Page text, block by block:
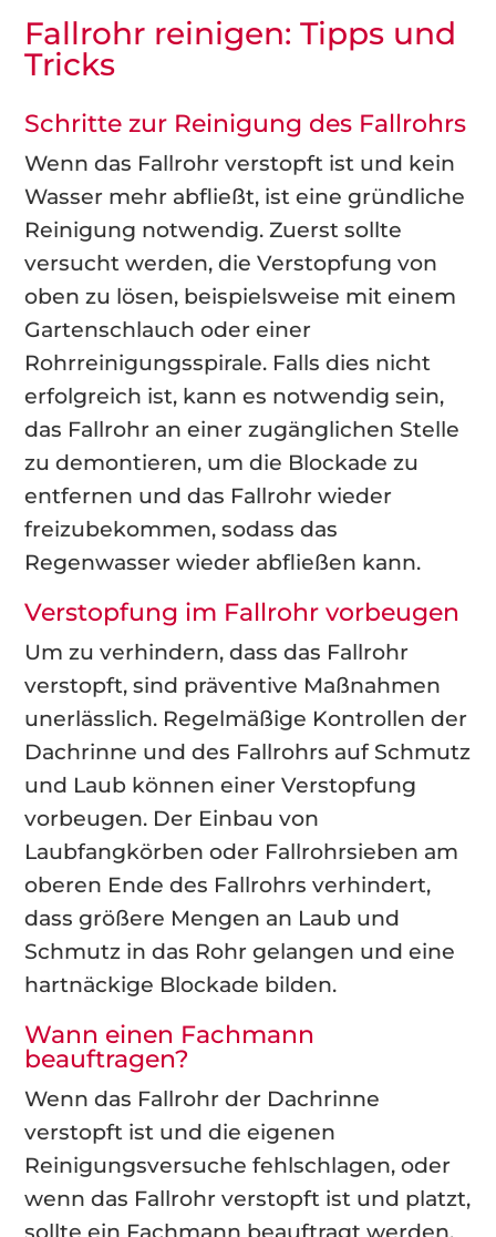
Fallrohr reinigen: Tipps und
Tricks
Schritte zur Reinigung des Fallrohrs
Wenn das Fallrohr verstopft ist und kein
Wasser mehr abfließt, ist eine gründliche
Reinigung notwendig. Zuerst sollte
versucht werden, die Verstopfung von
oben zu lösen, beispielsweise mit einem
Gartenschlauch oder einer
Rohrreinigungsspirale. Falls dies nicht
erfolgreich ist, kann es notwendig sein,
das Fallrohr an einer zugänglichen Stelle
zu demontieren, um die Blockade zu
entfernen und das Fallrohr wieder
freizubekommen, sodass das
Regenwasser wieder abfließen kann.
Verstopfung im Fallrohr vorbeugen
Um zu verhindern, dass das Fallrohr
verstopft, sind präventive Maßnahmen
unerlässlich. Regelmäßige Kontrollen der
Dachrinne und des Fallrohrs auf Schmutz
und Laub können einer Verstopfung
vorbeugen. Der Einbau von
Laubfangkörben oder Fallrohrsieben am
oberen Ende des Fallrohrs verhindert,
dass größere Mengen an Laub und
Schmutz in das Rohr gelangen und eine
hartnäckige Blockade bilden.
Wann einen Fachmann
beauftragen?
Wenn das Fallrohr der Dachrinne
verstopft ist und die eigenen
Reinigungsversuche fehlschlagen, oder
wenn das Fallrohr verstopft ist und platzt,
sollte ein Fachmann beauftragt werden.